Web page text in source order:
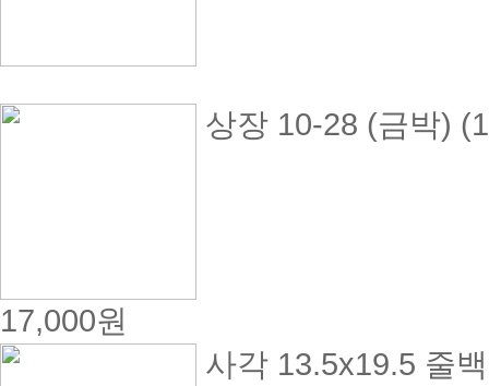
상장 10-28 (금박)
17,000원
사각 13.5x19.5 줄